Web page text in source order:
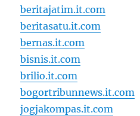
beritajatim.it.com
beritasatu.it.com
bernas.it.com
bisnis.it.com
brilio.it.com
bogortribunnews.it.com
jogjakompas.it.com